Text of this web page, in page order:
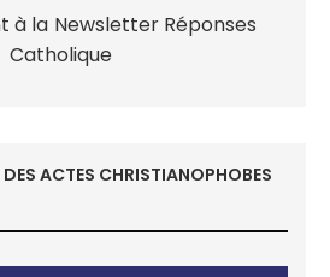
ACTES CHRISTIANOPHOBES